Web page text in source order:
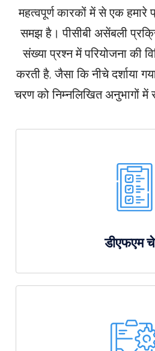
महत्वपूर्ण कारकों में से एक हमारे
समझ है। पीसीबी असेंबली
संख्या प्रश्न में परियोजना की
करती है, जैसा कि नीचे दर्शाया
चरण को निम्नलिखित अनुभागों में
डीएफएम